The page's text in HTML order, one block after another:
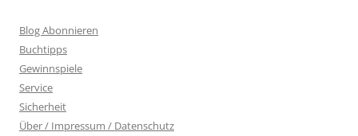
Blog Abonnieren
Buchtipps
Gewinnspiele
Service
Sicherheit
Über / Impressum / Datenschutz